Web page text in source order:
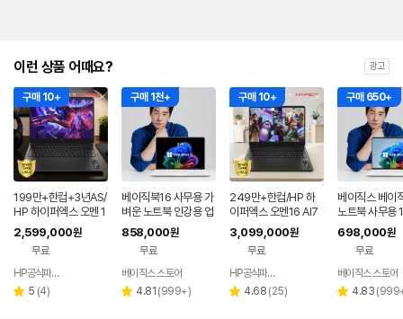
이런 상품 어때요? 광고
구매 10+
199만+한컴+3년AS/
HP 하이퍼엑스 오멘 1
6 AI7 450 RTX506
0 게이밍 노트북
2,599,000원
무료
HP공식파트너 이텍컴퓨터
별 5 리
(4)
구매 1천+
베이직북16 사무용 가
벼운 노트북 인강용 업
무용 영상편집 윈도우1
1
858,000원
무료
베이직스 스토어
별 4.81 리
(999+)
구매 10+
249만+한컴/HP 하
이퍼엑스 오멘16 AI7
RTX5070 OLED 윈
11 게이밍 노트북
3,099,000원
무료
페이
HP공식파트너 이텍컴퓨터
별 4.68 리
(25)
구매 650+
베이직스 베이
노트북 사무용
업무용 인강용
집 저가
698,000원
무료
베이직스 스토어
별 4.83 리
(